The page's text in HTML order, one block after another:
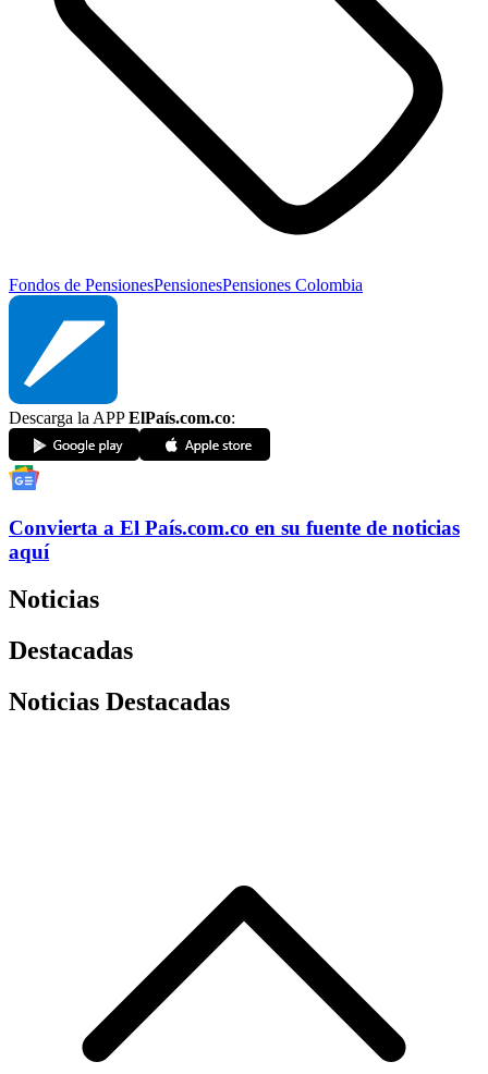
Fondos de PensionesPensionesPensiones Colombia
Descarga la APPElPaís.com.co:
Convierta a El País.com.co en su fuente de noticias
aquí
Noticias
Destacadas
Noticias Destacadas